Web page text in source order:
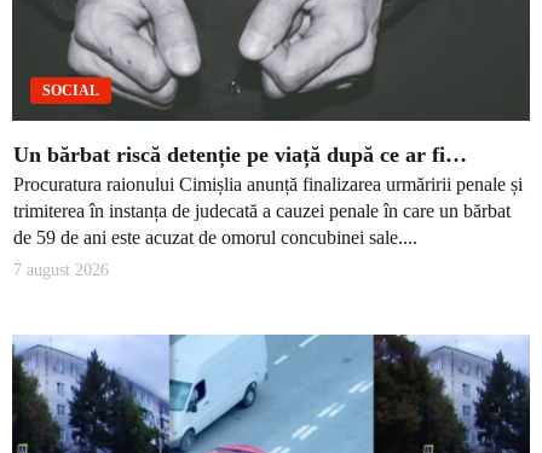
SOCIAL
Un bărbat riscă detenție pe viață după ce ar fi…
Procuratura raionului Cimișlia anunță finalizarea urmăririi penale și
trimiterea în instanța de judecată a cauzei penale în care un bărbat
de 59 de ani este acuzat de omorul concubinei sale....
7 august 2026